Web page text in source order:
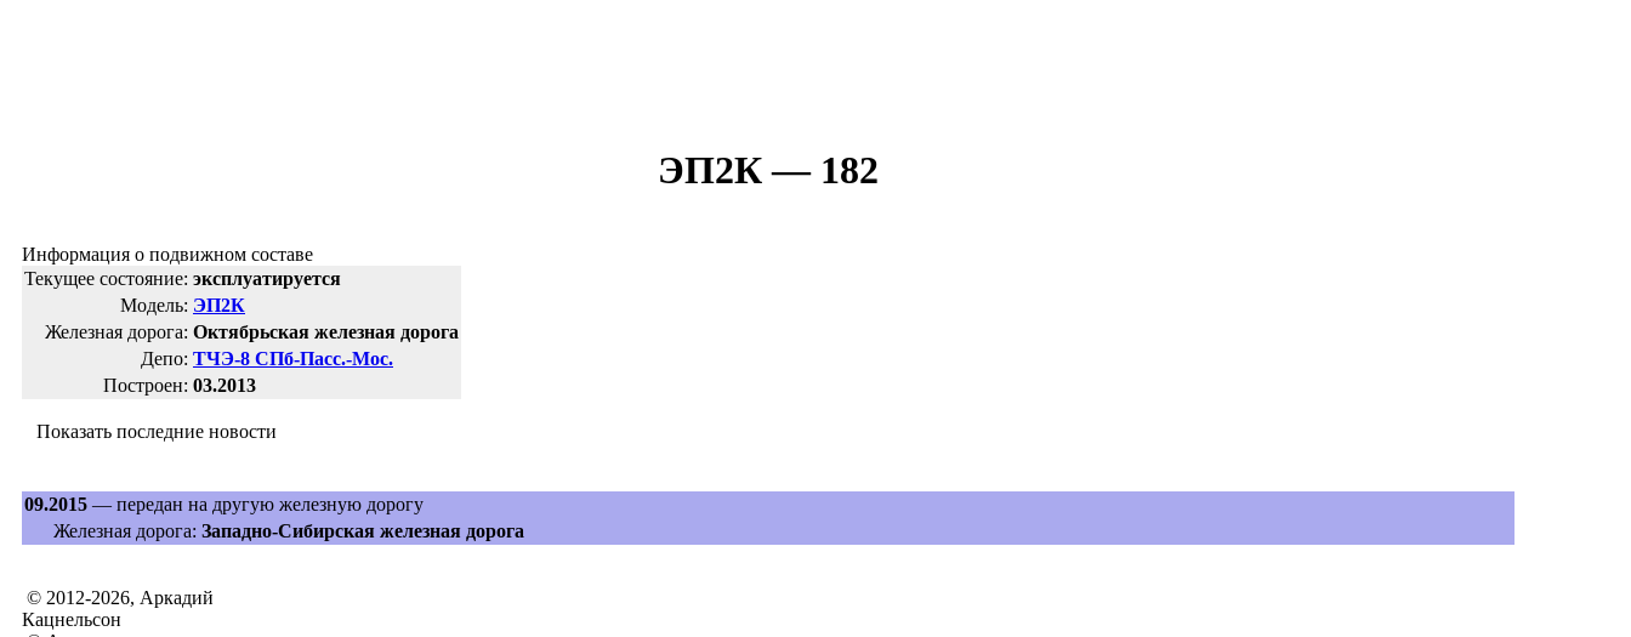
ЭП2К — 182
Информация о подвижном составе
Текущее состояние: эксплуатируется
Модель: ЭП2К
Железная дорога: Октябрьская железная дорога
Депо: ТЧЭ-8 СПб-Пасс.-Мос.
Построен: 03.2013
Показать последние новости
09.2015 — передан на другую железную дорогу
Железная дорога: Западно-Сибирская железная дорога
© 2012-2026, Аркадий
Кацнельсон